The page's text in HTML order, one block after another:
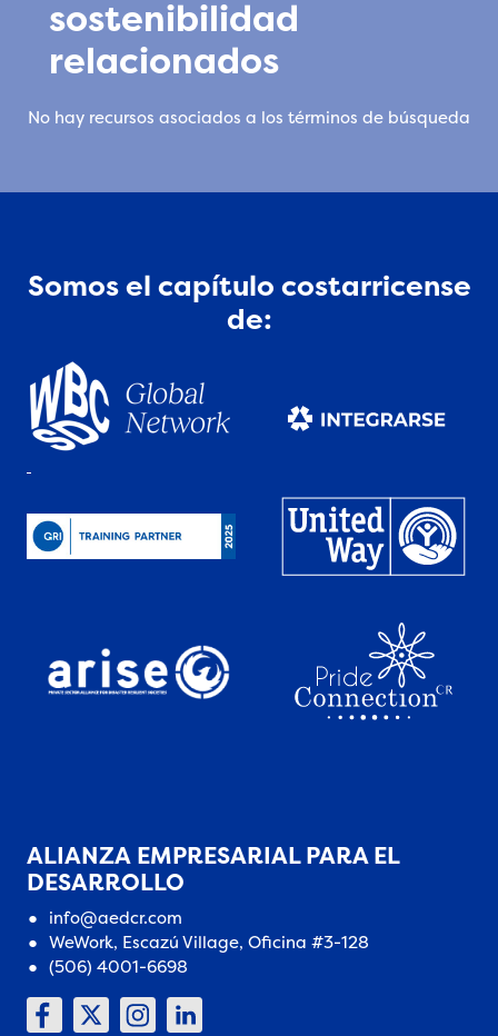
sostenibilidad
relacionados
No hay recursos asociados a los términos de búsqueda
Somos el capítulo costarricense
de:
ALIANZA EMPRESARIAL PARA EL
DESARROLLO
info@aedcr.com
WeWork, Escazú Village, Oficina #3-128
(506) 4001-6698